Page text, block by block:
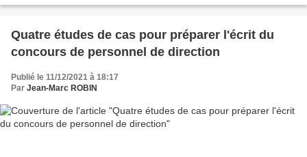
Quatre études de cas pour préparer l'écrit du
concours de personnel de direction
Publié le 11/12/2021 à 18:17
Par Jean-Marc ROBIN